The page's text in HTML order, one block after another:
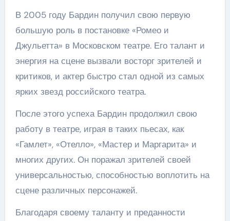
В 2005 году Бардин получил свою первую
большую роль в постановке «Ромео и
Джульетта» в Московском театре. Его талант и
энергия на сцене вызвали восторг зрителей и
критиков, и актер быстро стал одной из самых
ярких звезд российского театра.
После этого успеха Бардин продолжил свою
работу в театре, играя в таких пьесах, как
«Гамлет», «Отелло», «Мастер и Маргарита» и
многих других. Он поражал зрителей своей
универсальностью, способностью воплотить на
сцене различных персонажей.
Благодаря своему таланту и преданности